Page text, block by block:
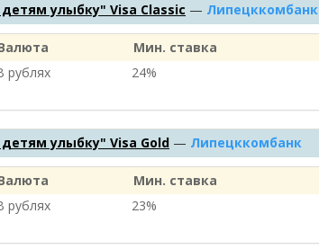
улыбку" Visa Classic — Липецккомбанк
Мин. ставка
рублях
24%
улыбку" Visa Gold — Липецккомбанк
Мин. ставка
рублях
23%